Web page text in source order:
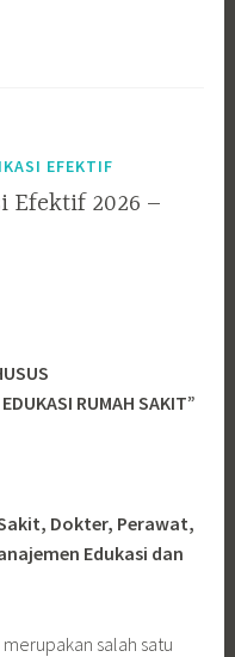
EFEKTIF
Efektif 2026 –
RUMAH SAKIT”
Dokter, Perawat,
Edukasi dan
salah satu